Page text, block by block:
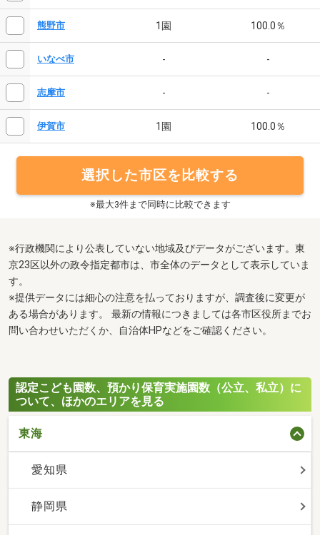
熊野市 1園 100.0％
いなべ市 - -
志摩市 - -
伊賀市 1園 100.0％
選択した市区を比較する
※最大3件まで同時に比較できます
※行政機関により公表していない地域及びデータがございます。東
京23区以外の政令指定都市は、市全体のデータとして表示していま
す。
※提供データには細心の注意を払っておりますが、調査後に変更が
ある場合があります。 最新の情報につきましては各市区役所までお
問い合わせいただくか、自治体HPなどをご確認ください。
認定こども園数、預かり保育実施園数（公立、私立）に
ついて、ほかのエリアを見る
東海
愛知県
静岡県